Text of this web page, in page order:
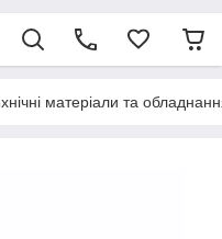
матеріали та